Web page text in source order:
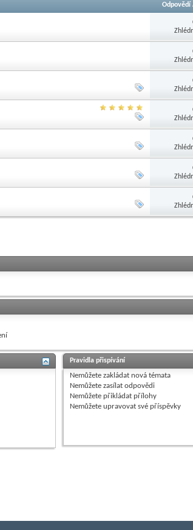
Odpovědí
Pravidla přispívání
Nemůžete zakládat nová témata
Nemůžete zasílat odpovědi
Nemůžete přikládat přílohy
Nemůžete upravovat své příspěvky